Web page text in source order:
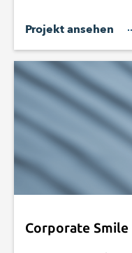
Projekt ansehen
Corporate Smile